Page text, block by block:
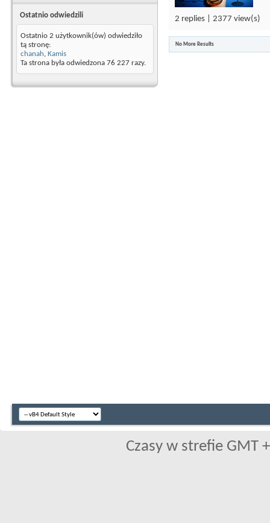
Ostatnio odwiedzili
Ostatnio 2 użytkownik(ów) odwiedziło
tą stronę:
chanah, Kamis
Ta strona była odwiedzona 76 227 razy.
2 replies | 2377 view(s)
No More Results
Czasy w strefie GMT